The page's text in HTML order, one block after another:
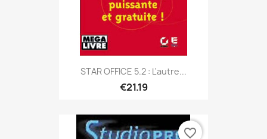
STAR OFFICE 5.2 : L'autre...
€21.19
favorite_border